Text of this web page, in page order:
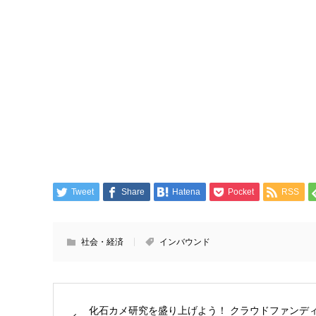
Tweet Share Hatena Pocket RSS
社会・経済 インバウンド
化石カメ研究を盛り上げよう！ クラウドファンディ